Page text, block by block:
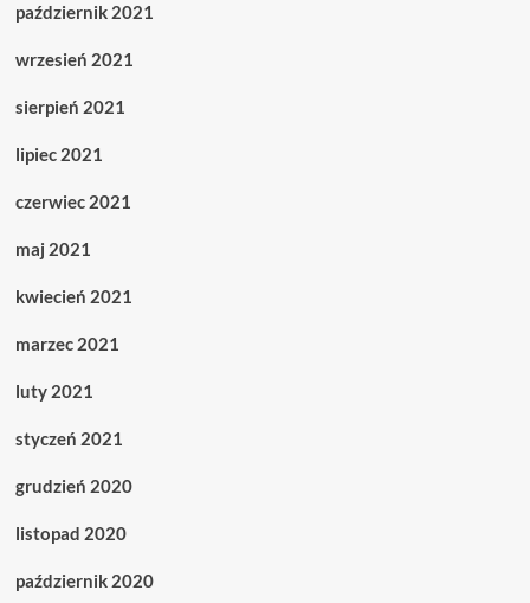
październik 2021
wrzesień 2021
sierpień 2021
lipiec 2021
czerwiec 2021
maj 2021
kwiecień 2021
marzec 2021
luty 2021
styczeń 2021
grudzień 2020
listopad 2020
październik 2020